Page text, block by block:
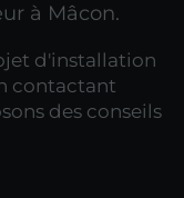
à Mâcon.
d'installation
contactant
des conseils